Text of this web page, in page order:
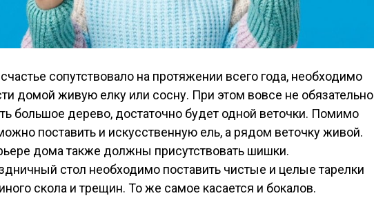
сопутствовало на протяжении всего года, необходимо
домой живую елку или сосну. При этом вовсе не обязательно
большое дерево, достаточно будет одной веточки. Помимо
поставить и искусственную ель, а рядом веточку живой.
дома также должны присутствовать шишки.
стол необходимо поставить чистые и целые тарелки
скола и трещин. То же самое касается и бокалов.